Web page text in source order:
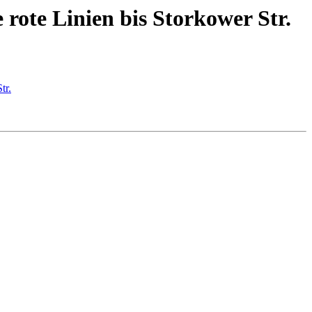
Linien bis Storkower Str.